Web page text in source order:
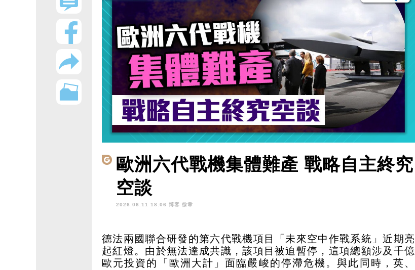
歐洲六代戰機集體難產 戰略自主終究
空談
2026.06.11 18:06 博客 徐韋
德法兩國聯合研發的第六代戰機項目「未來空中作戰系統」近期亮
起紅燈。由於無法達成共識，該項目被迫暫停，這項總額涉及千億
歐元投資的「歐洲大計」面臨嚴峻的停滯危機。與此同時，英、